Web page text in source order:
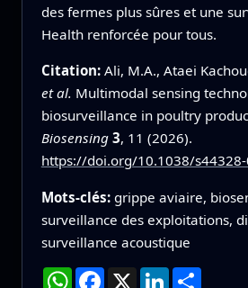
des fermes plus sûres et une
Health renforcée pour tous.
Citation: Ali, M.A., Ataei
et al. Multimodal sensing
biosurveillance in poultry
Biosensing 3, 11 (2026).
https://doi.org/10.1038/
Mots-clés: grippe aviaire,
surveillance des exploitations,
surveillance acoustique
WhatsApp
Facebook
X LinkedIn